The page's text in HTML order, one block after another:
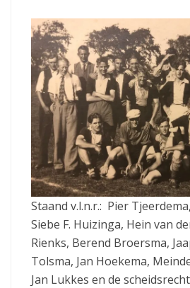
Staand v.l.n.r.: Pier
Siebe F. Huizinga, Hein van
Rienks, Berend Broersma,
Tolsma, Jan Hoekema,
Jan Lukkes en de